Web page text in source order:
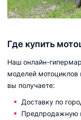
Где купить
Наш онлайн-
моделей
вы получаете:
Доставку по
Предпродажную